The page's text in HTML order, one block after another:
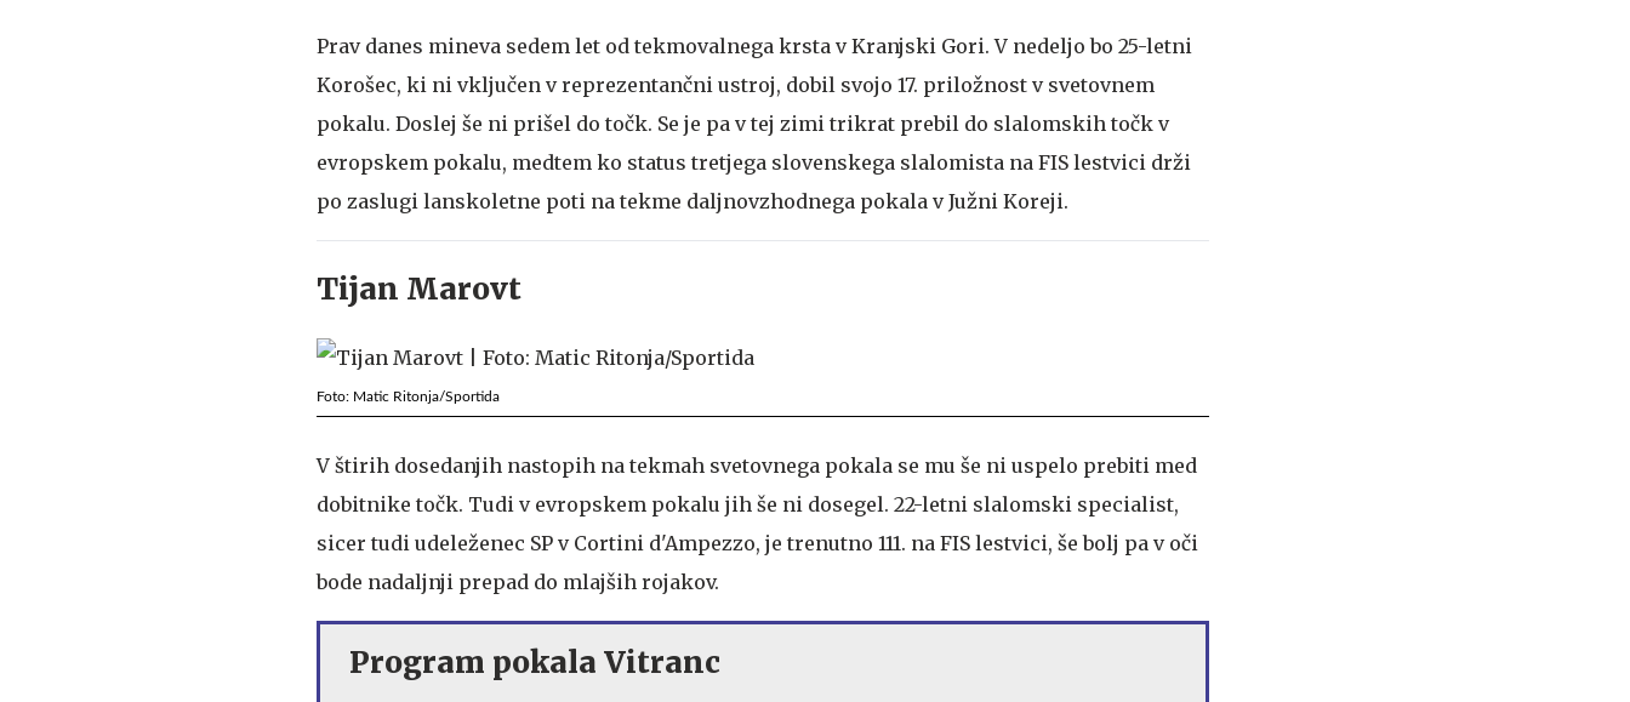
Prav danes mineva sedem let od tekmovalnega krsta v Kranjski Gori. V nedeljo bo 25-letni
Korošec, ki ni vključen v reprezentančni ustroj, dobil svojo 17. priložnost v svetovnem
pokalu. Doslej še ni prišel do točk. Se je pa v tej zimi trikrat prebil do slalomskih točk v
evropskem pokalu, medtem ko status tretjega slovenskega slalomista na FIS lestvici drži
po zaslugi lanskoletne poti na tekme daljnovzhodnega pokala v Južni Koreji.
Tijan Marovt
Foto: Matic Ritonja/Sportida
V štirih dosedanjih nastopih na tekmah svetovnega pokala se mu še ni uspelo prebiti med
dobitnike točk. Tudi v evropskem pokalu jih še ni dosegel. 22-letni slalomski specialist,
sicer tudi udeleženec SP v Cortini d'Ampezzo, je trenutno 111. na FIS lestvici, še bolj pa v oči
bode nadaljnji prepad do mlajših rojakov.
Program pokala Vitranc